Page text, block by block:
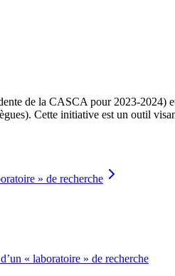
de la CASCA pour 2023-
Cette initiative est un outil
» de recherche
« laboratoire » de recherche